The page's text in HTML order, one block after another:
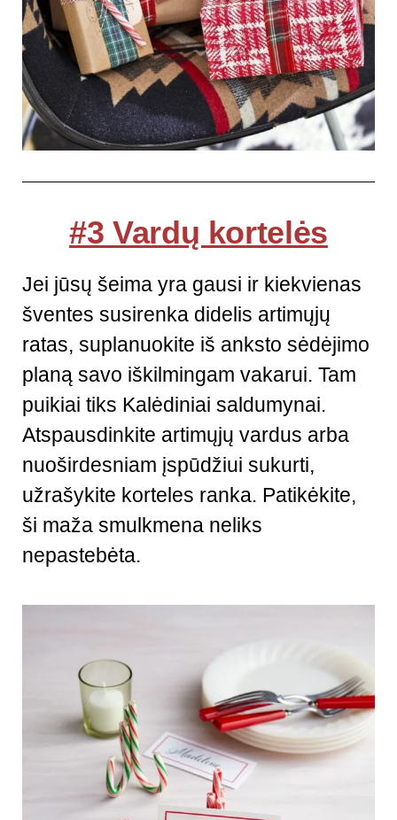
#3 Vardų kortelės
Jei jūsų šeima yra gausi ir kiekvienas
šventes susirenka didelis artimųjų
ratas, suplanuokite iš anksto sėdėjimo
planą savo iškilmingam vakarui. Tam
puikiai tiks Kalėdiniai saldumynai.
Atspausdinkite artimųjų vardus arba
nuoširdesniam įspūdžiui sukurti,
užrašykite korteles ranka. Patikėkite,
ši maža smulkmena neliks
nepastebėta.